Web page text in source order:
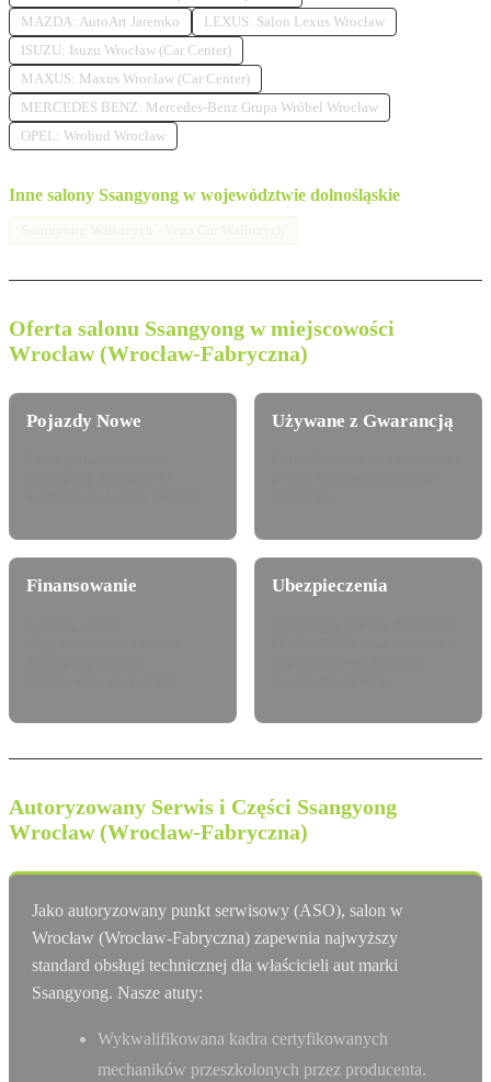
MAZDA: AutoArt Jaremko
LEXUS: Salon Lexus Wrocław
ISUZU: Isuzu Wrocław (Car Center)
MAXUS: Maxus Wrocław (Car Center)
MERCEDES BENZ: Mercedes-Benz Grupa Wróbel Wrocław
OPEL: Wrobud Wrocław
Inne salony Ssangyong w województwie dolnośląskie
Oferta salonu Ssangyong w miejscowości
Wrocław (Wrocław-Fabryczna)
Pojazdy Nowe Używane z Gwarancją
Finansowanie Ubezpieczenia
Autoryzowany Serwis i Części Ssangyong
Wrocław (Wrocław-Fabryczna)
Jako autoryzowany punkt serwisowy (ASO), salon w
Wrocław (Wrocław-Fabryczna) zapewnia najwyższy
standard obsługi technicznej dla właścicieli aut marki
Ssangyong. Nasze atuty:
Wykwalifikowana kadra certyfikowanych
mechaników przeszkolonych przez producenta.